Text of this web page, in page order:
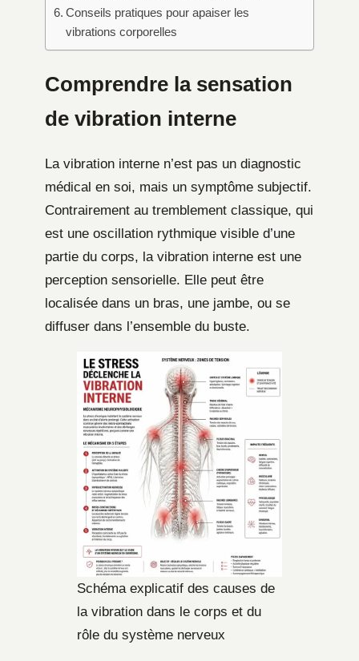
Conseils pratiques pour apaiser les
vibrations corporelles
Comprendre la sensation
de vibration interne
La vibration interne n’est pas un diagnostic
médical en soi, mais un symptôme subjectif.
Contrairement au tremblement classique, qui
est une oscillation rythmique visible d’une
partie du corps, la vibration interne est une
perception sensorielle. Elle peut être
localisée dans un bras, une jambe, ou se
diffuser dans l’ensemble du buste.
Schéma explicatif des causes de
la vibration dans le corps et du
rôle du système nerveux